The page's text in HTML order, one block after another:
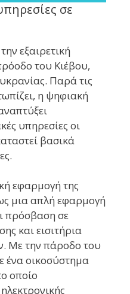
σε
εξαιρετική
του Κιέβου,
Παρά τις
η ψηφιακή
υπηρεσίες οι
βασικά
εφαρμογή της
μια απλή εφαρμογή
πρόσβαση σε
και εισιτήρια
Με την πάροδο του
ένα οικοσύστημα
οποίο